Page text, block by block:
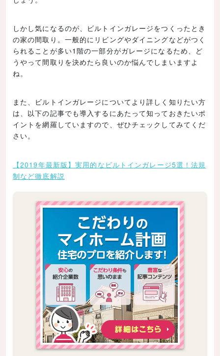
er book ックマー
ク
t
しかし気になるのが、ビルトインガレージをつくったとき
の家の間取り。一般的にリビングやダイニングなどがつく
られることが多い1階の一部分がガレージになるため、ど
うやって間取りを決めたら良いのか悩んでしまいますよ
ね。
また、ビルトインガレージについてより詳しく知りたい方
は、以下の記事でも導入するにあたって知っておきたいポ
イントを網羅していますので、ぜひチェックしてみてくだ
さい。
【2019年最新版】実用的なビルトインガレージ5選！法規
制など徹底解説